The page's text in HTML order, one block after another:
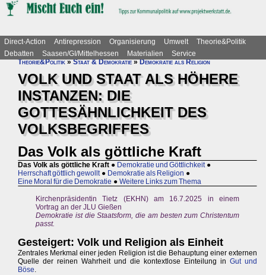
Direct-Action Antirepression Organisierung Umwelt
Theorie&Politik
Debatten
Saasen/GI/Mittelhessen Materialien
Service
Theorie&Politik»Staat & Demokratie»Demokratie als Religion
VOLK UND STAAT ALS HÖHERE
INSTANZEN: DIE
GOTTESÄHNLICHKEIT DES
VOLKSBEGRIFFES
Das Volk als göttliche Kraft
Das Volk als göttliche Kraft ● Demokratie und Göttlichkeit ●
Herrschaft göttlich gewollt ● Demokratie als Religion ●
Eine Moral für die Demokratie ● Weitere Links zum Thema
Kirchenpräsidentin Tietz (EKHN) am 16.7.2025 in einem
Vortrag an der JLU Gießen
Demokratie ist die Staatsform, die am besten zum Christentum
passt.
Gesteigert: Volk und Religion als Einheit
Zentrales Merkmal einer jeden Religion ist die Behauptung einer externen
Quelle der reinen Wahrheit und die kontextlose Einteilung inGut und
Böse.